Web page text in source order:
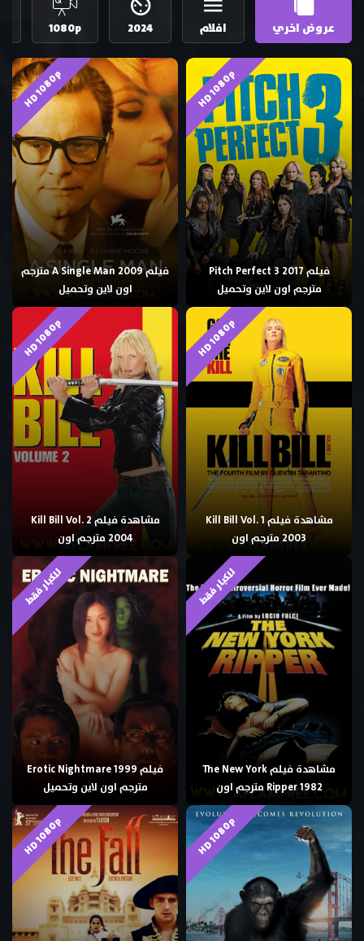
عروض اخري افلام 2024
1080p
HD 1080p
فيلم Pitch Perfect 3 2017
مترجم اون لاين وتحميل
HD 1080p
فيلم A Single Man 2009 مترجم
اون لاين وتحميل
HD 1080p
مشاهدة فيلم Kill Bill Vol. 1
2003 مترجم اون
HD 1080p
مشاهدة فيلم Kill Bill Vol. 2
2004 مترجم اون
للكبار فقط
مشاهدة فيلم The New York
Ripper 1982 مترجم اون
للكبار فقط
فيلم Erotic Nightmare 1999
مترجم اون لاين وتحميل
HD 1080p
HD 1080p